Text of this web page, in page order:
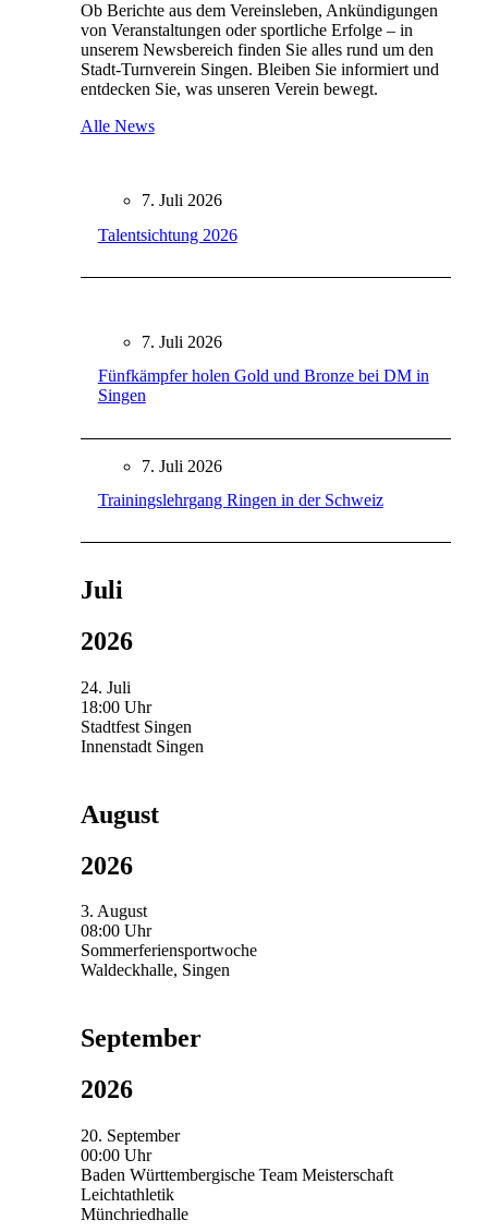
Ob Berichte aus dem Vereinsleben, Ankündigungen
von Veranstaltungen oder sportliche Erfolge – in
unserem Newsbereich finden Sie alles rund um den
Stadt-Turnverein Singen. Bleiben Sie informiert und
entdecken Sie, was unseren Verein bewegt.
Alle News
7. Juli 2026
Talentsichtung 2026
7. Juli 2026
Fünfkämpfer holen Gold und Bronze bei DM in
Singen
7. Juli 2026
Trainingslehrgang Ringen in der Schweiz
Juli
2026
24. Juli
18:00 Uhr
Stadtfest Singen
Innenstadt Singen
August
2026
3. August
08:00 Uhr
Sommerferiensportwoche
Waldeckhalle, Singen
September
2026
20. September
00:00 Uhr
Baden Württembergische Team Meisterschaft
Leichtathletik
Münchriedhalle